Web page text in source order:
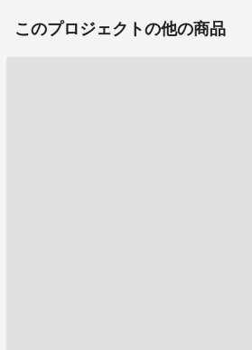
このプロジェクトの他の商品